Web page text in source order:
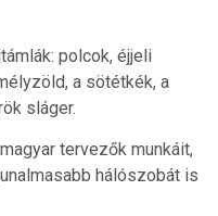
polcok, éjjeli
a sötétkék, a
sláger.
tervezők munkáit,
hálószobát is